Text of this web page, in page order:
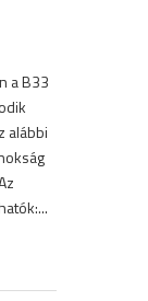
a B33
alábbi